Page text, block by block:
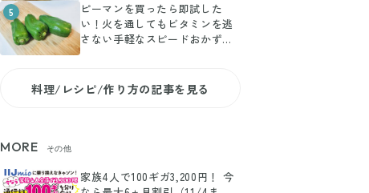
5
ピーマンを買ったら即試した
い！火を通してもビタミンを逃
さない手軽なスピードおかずレ
料理/レシピ/作り方の記事を見る
MORE その他
家族4人で100ギガ3,200円！ 今